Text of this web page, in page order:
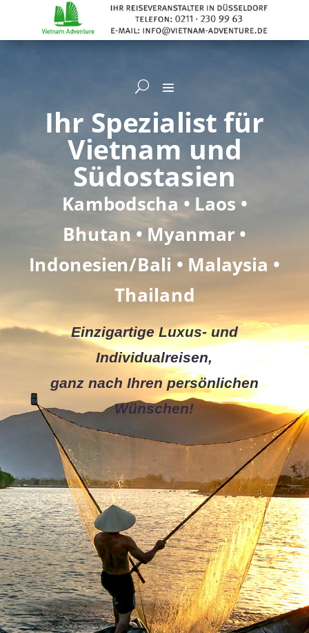
Ihr Spezialistfür
Vietnam und
Südostasien
Kambodscha • Laos •
Bhutan • Myanmar•
Indonesien/Bali • Malaysia •
Thailand
Einzigartige Luxus- und
Individualreisen,
ganz nach Ihren persönlichen
Wünschen!